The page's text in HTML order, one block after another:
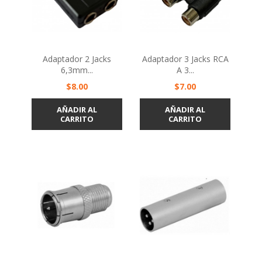
Adaptador 2 Jacks
6,3mm...
Precio
$8.00
AÑADIR AL
CARRITO
Adaptador 3 Jacks RCA
A 3...
Precio
$7.00
AÑADIR AL
CARRITO